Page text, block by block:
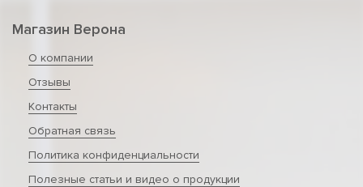
Магазин Верона
О компании
Отзывы
Контакты
Обратная связь
Политика конфиденциальности
Полезные статьи и видео о продукции